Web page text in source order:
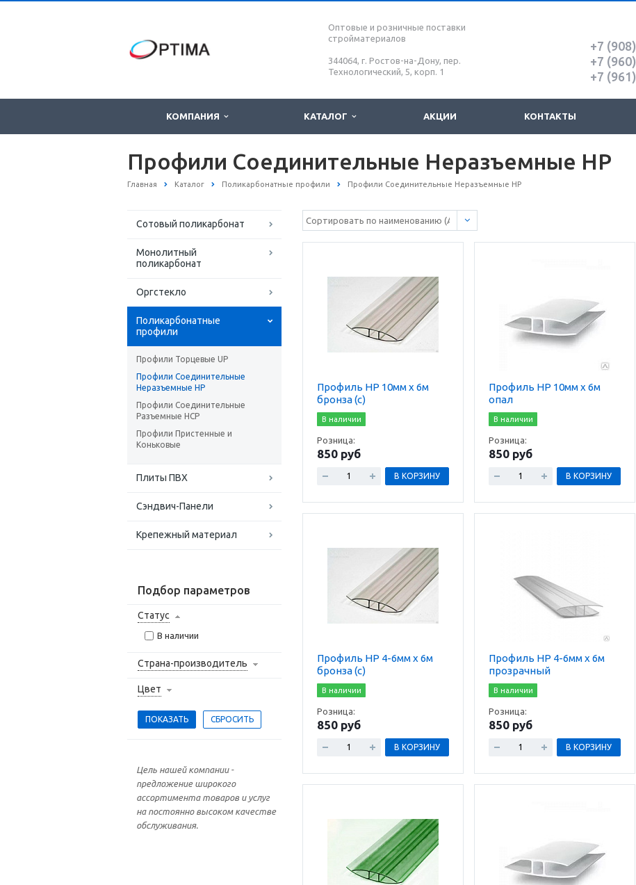
Оптовые и розничные поставки
стройматериалов
344064, г. Ростов-на-Дону, пер.
Технологический, 5, корп. 1
+7 (908)
+7 (960)
+7 (961)
КОМПАНИЯ КАТАЛОГ АКЦИИ КОНТАКТЫ
Профили Соединительные Неразъемные HP
Главная Каталог Поликарбонатные профили Профили Соединительные Неразъемные HP
Сотовый поликарбонат
Монолитный
поликарбонат
Оргстекло
Поликарбонатные
профили
Профили Торцевые UP
Профили Соединительные
Неразъемные HP
Профили Соединительные
Разъемные HCP
Профили Пристенные и
Коньковые
Плиты ПВХ
Сэндвич-Панели
Крепежный материал
Подбор параметров
Статус
В наличии
Страна-производитель
Цвет
Цель нашей компании -
предложение широкого
ассортимента товаров и услуг
на постоянно высоком качестве
обслуживания.
Профиль HP 10мм х 6м
бронза (с)
В наличии
Розница:
850 руб
В КОРЗИНУ
Профиль HP 10мм х 6м
опал
В наличии
Розница:
850 руб
В КОРЗИНУ
Профиль HP 4-6мм х 6м
бронза (с)
В наличии
Розница:
850 руб
В КОРЗИНУ
Профиль HP 4-6мм х 6м
прозрачный
В наличии
Розница:
850 руб
В КОРЗИНУ